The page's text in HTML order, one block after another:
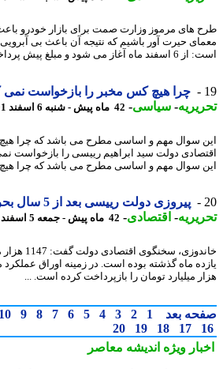
های مرموز وزارت صمت برای بازار خودرو باعث
حیرت آور باشیم که نتیجه آن باعث بی آبرویی
می شود و مبلغ پیش پرداخت ...
چرا هیچ کس مخبر را بازخواست نمی
- سیاسی-42 ماه پیش - شنبه 6 اسفند 1401، 00:02
سوال مهم و اساسی مطرح می باشد که چرا هیچ کس
دولت سید ابراهیم رییسی را بازخواست نمی
سوال مهم و اساسی مطرح می باشد که چرا هیچ ...
پیروزی دولت رییسی بعد از 5 سال بحران
- اقتصادی-42 ماه پیش - جمعه 5 اسفند 1401، 22:02
خاندوزی، سخنگوی
میلیارد تومان را بازپرداخت کرده است. ...
بعد 1
2
3
4
5
6
7
8
9
10
11
17
18
19
20
ویژهاندیشه معاصر